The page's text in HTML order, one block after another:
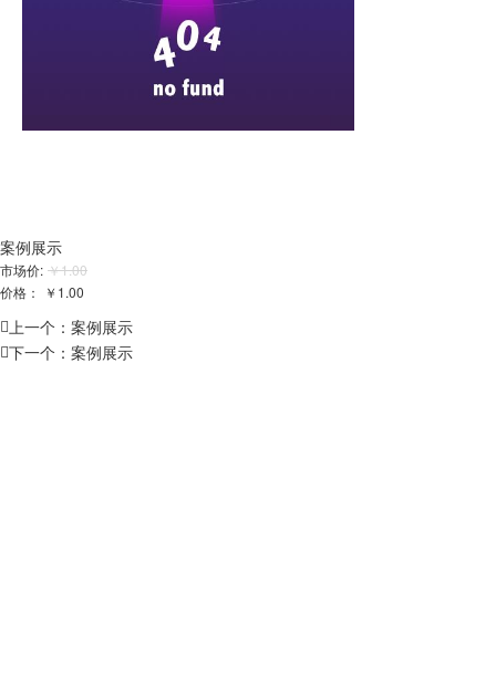
案例展示
市场价: ￥1.00
价格：
￥1.00
上一个： 案例展示
下一个： 案例展示